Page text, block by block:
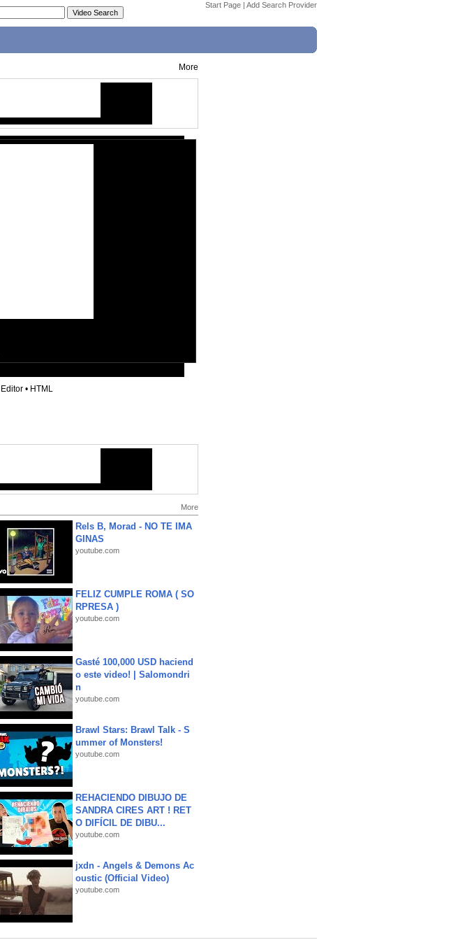
Start Page | Add Search Provider
More
Editor • HTML
More
Rels B, Morad - NO TE IMA
GINAS
youtube.com
FELIZ CUMPLE ROMA ( SO
RPRESA )
youtube.com
Gasté 100,000 USD haciend
o este video! | Salomondri
n
youtube.com
Brawl Stars: Brawl Talk - S
ummer of Monsters!
youtube.com
REHACIENDO DIBUJO DE
SANDRA CIRES ART ! RET
O DIFÍCIL DE DIBU...
youtube.com
jxdn - Angels & Demons Ac
oustic (Official Video)
youtube.com